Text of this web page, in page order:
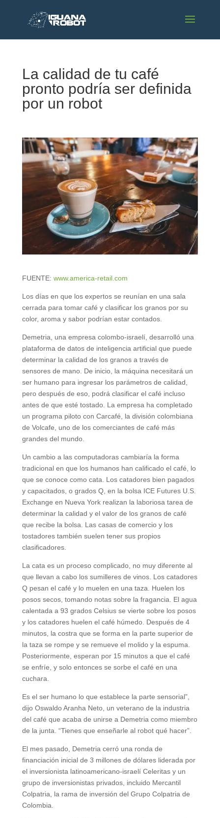
La calidad de tu café
pronto podría ser definida
por un robot
FUENTE: www.america-retail.com
Los días en que los expertos se reunían en una sala
cerrada para tomar café y clasificar los granos por su
color, aroma y sabor podrían estar contados.
Demetria, una empresa colombo-israelí, desarrolló una
plataforma de datos de inteligencia artificial que puede
determinar la calidad de los granos a través de
sensores de mano. De inicio, la máquina necesitará un
ser humano para ingresar los parámetros de calidad,
pero después de eso, podrá clasificar el café incluso
antes de que esté tostado. La empresa ha completado
un programa piloto con Carcafé, la división colombiana
de Volcafe, uno de los comerciantes de café más
grandes del mundo.
Un cambio a las computadoras cambiaría la forma
tradicional en que los humanos han calificado el café, lo
que se conoce como cata. Los catadores bien pagados
y capacitados, o grados Q, en la bolsa ICE Futures U.S.
Exchange en Nueva York realizan la laboriosa tarea de
determinar la calidad y el valor de los granos de café
que recibe la bolsa. Las casas de comercio y los
tostadores también suelen tener sus propios
clasificadores.
La cata es un proceso complicado, no muy diferente al
que llevan a cabo los sumilleres de vinos. Los catadores
Q pesan el café y lo muelen en una taza. Huelen los
posos secos, tomando notas sobre la fragancia. El agua
calentada a 93 grados Celsius se vierte sobre los posos
y los catadores huelen el café húmedo. Después de 4
minutos, la costra que se forma en la parte superior de
la taza se rompe y se remueve el molido y la espuma.
Posteriormente, esperan por 15 minutos a que el café
se enfríe, y solo entonces se sorbe el café en una
cuchara.
Es el ser humano lo que establece la parte sensorial”,
dijo Oswaldo Aranha Neto, un veterano de la industria
del café que acaba de unirse a Demetria como miembro
de la junta. “Tienes que enseñarle al robot qué hacer”.
El mes pasado, Demetria cerró una ronda de
financiación inicial de 3 millones de dólares liderada por
el inversionista latinoamericano-israelí Celeritas y un
grupo de inversionistas privados, incluido Mercantil
Colpatria, la rama de inversión del Grupo Colpatria de
Colombia.